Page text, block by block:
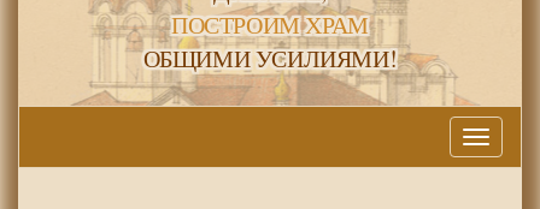
ПОСТРОИМ ХРАМ
ОБЩИМИ УСИЛИЯМИ!
Меню